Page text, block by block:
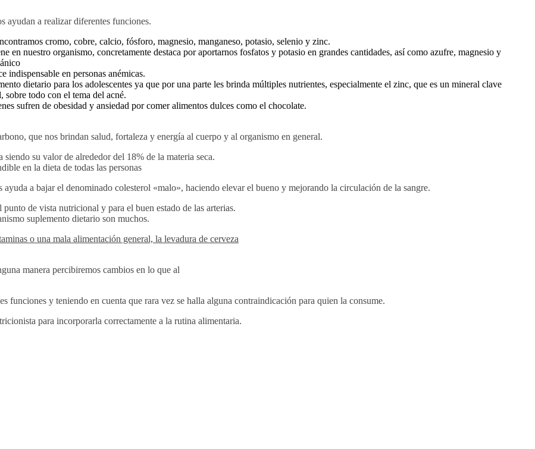
ayudan a realizar diferentes funciones.
cromo, cobre, calcio, fósforo, magnesio, manganeso, potasio, selenio y zinc.
en nuestro organismo, concretamente destaca por aportarnos fosfatos y potasio en grandes cantidades, así como azufre, magnesio y
indispensable en personas anémicas.
dietario para los adolescentes ya que por una parte les brinda múltiples nutrientes, especialmente el zinc, que es un mineral clave
sobre todo con el tema del acné.
sufren de obesidad y ansiedad por comer alimentos dulces como el chocolate.
que nos brindan salud, fortaleza y energía al cuerpo y al organismo en general.
su valor de alrededor del 18% de la materia seca.
en la dieta de todas las personas
a bajar el denominado colesterol «malo», haciendo elevar el bueno y mejorando la circulación de la sangre.
de vista nutricional y para el buen estado de las arterias.
suplemento dietario son muchos.
o una mala alimentación general, la levadura de cerveza
manera percibiremos cambios en lo que al
funciones y teniendo en cuenta que rara vez se halla alguna contraindicación para quien la consume.
para incorporarla correctamente a la rutina alimentaria.